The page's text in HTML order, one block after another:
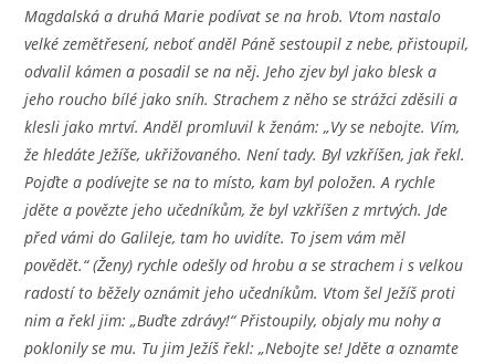
Magdalská a druhá Marie podívat se na hrob. Vtom nastalo
velké zemětřesení, neboť anděl Páně sestoupil z nebe, přistoupil,
odvalil kámen a posadil se na něj. Jeho zjev byl jako blesk a
jeho roucho bílé jako sníh. Strachem z něho se strážci zděsili a
klesli jako mrtví. Anděl promluvil k ženám: „Vy se nebojte. Vím,
že hledáte Ježíše, ukřižovaného. Není tady. Byl vzkříšen, jak řekl.
Pojďte a podívejte se na to místo, kam byl položen. A rychle
jděte a povězte jeho učedníkům, že byl vzkříšen z mrtvých. Jde
před vámi do Galileje, tam ho uvidíte. To jsem vám měl
povědět.“ (Ženy) rychle odešly od hrobu a se strachem i s velkou
radostí to běžely oznámit jeho učedníkům. Vtom šel Ježíš proti
nim a řekl jim: „Buďte zdrávy!“ Přistoupily, objaly mu nohy a
poklonily se mu. Tu jim Ježíš řekl: „Nebojte se! Jděte a oznamte